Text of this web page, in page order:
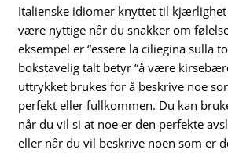
Italienske idiomer knyttet til
være nyttige når du snakker om
eksempel er “essere la ciliegina sulla
bokstavelig talt betyr “å være
uttrykket brukes for å beskrive noe
perfekt eller fullkommen. Du kan
når du vil si at noe er den perfekte
eller når du vil beskrive noen som er